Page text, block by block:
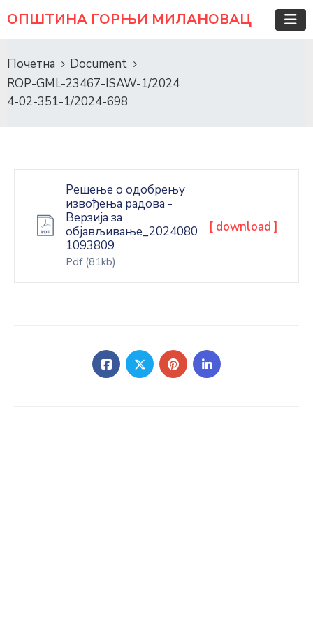
ОПШТИНА ГОРЊИ МИЛАНОВАЦ
Почетна
Document
ROP-GML-23467-ISAW-1/2024
4-02-351-1/2024-698
Решење о одобрењу
извођења радова -
Верзија за
објављивање_2024080
1093809
Pdf (81kb)
[ download ]